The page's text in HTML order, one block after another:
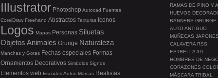
RAMAS DE PINO Y
HUEVOS
BANNERS GRUNGE
AUTO ANTIGUO
MUÑECAS
CALAVERA RSS
ESTRELLA 3D
HOMBRES DE
CORAZONES
MÁSCARA TRIBAL
Illustrator Photoshop Autocad Fuentes
CorelDraw Freehand Abstractos Texturas Iconos
Logos Mapas Personas Siluetas
Objetos Animales Grunge Naturaleza
Manchas y Gotas Fechas especiales Formas
Ornamentos Decorativos Simbolos Signos
Elementos web EscudosAutos Marcas Realistas